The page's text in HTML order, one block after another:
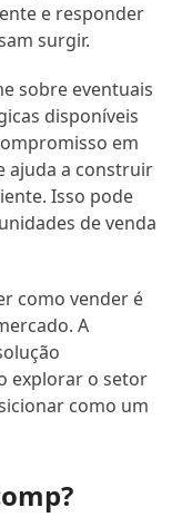
e responder
surgir.
sobre eventuais
disponíveis
em
ajuda a construir
Isso pode
de venda
como vender é
A
explorar o setor
como um